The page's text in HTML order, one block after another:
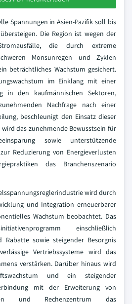
Spannungen in Asien-Pazifik soll bis
Die Region ist wegen der
die durch extreme
Monsunregen und Zyklen
beträchtliches Wachstum gesichert.
im Einklang mit einer
in den kaufmännischen Sektoren,
Nachfrage nach einer
beschleunigt den Einsatz dieser
das zunehmende Bewusstsein für
sowie unterstützende
Reduzierung von Energieverlusten
das Branchenszenario
wird durch
und Integration erneuerbarer
Wachstum beobachtet. Das
einschließlich
Rabatte sowie steigender Besorgnis
Vertriebssysteme wird das
verstärken. Darüber hinaus wird
und ein steigender
mit der Erweiterung von
und Rechenzentrum das